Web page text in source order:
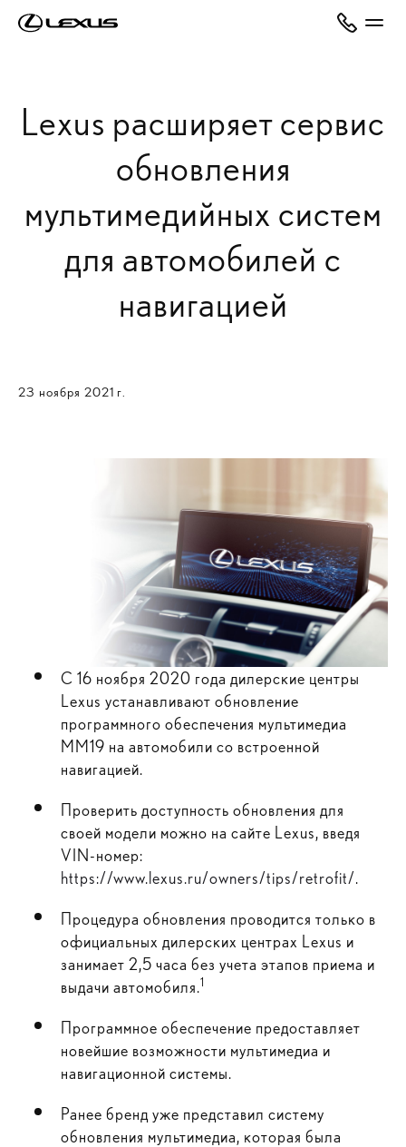
Lexus расширяет сервис
обновления
мультимедийных систем
для автомобилей с
навигацией
23 ноября 2021 г.
С 16 ноября 2020 года дилерские центры
Lexus устанавливают обновление
программного обеспечения мультимедиа
ММ19 на автомобили со встроенной
навигацией.
Проверить доступность обновления для
своей модели можно на сайте Lexus, введя
VIN-номер:
https://www.lexus.ru/owners/tips/retrofit/.
Процедура обновления проводится только в
официальных дилерских центрах Lexus и
занимает 2,5 часа без учета этапов приема и
выдачи автомобиля.1
Программное обеспечение предоставляет
новейшие возможности мультимедиа и
навигационной системы.
Ранее бренд уже представил систему
обновления мультимедиа, которая была